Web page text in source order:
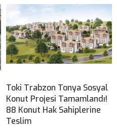
Toki Trabzon Tonya Sosyal
Konut Projesi Tamamlandı!
88 Konut Hak Sahiplerine
Teslim